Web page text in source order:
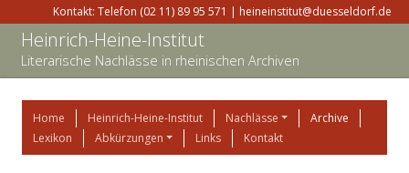
Kontakt: Telefon (02 11) 89 95 571 | heineinstitut@duesseldorf.de
Heinrich-Heine-Institut
Literarische Nachlässe in rheinischen Archiven
Home Heinrich-Heine-Institut Nachlässe
Archive
Lexikon
Abkürzungen Links Kontakt